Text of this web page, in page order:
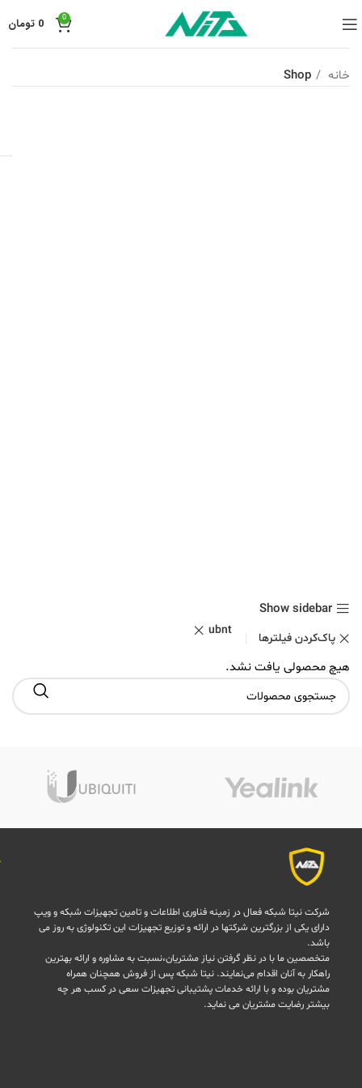
0
0 تومان
خانه Shop
Show sidebar
پاک‌کردن فیلترها
ubnt
هیچ محصولی یافت نشد.
شرکت نیتا شبکه فعال در زمینه فناوری اطلاعات و تامین تجهیزات شبکه و ویپ
دارای یکی از بزرگترین شرکتها در ارائه و توزیع تجهیزات این تکنولوژی به روز می
باشد.
متخصصین ما با در نظر گرفتن نیاز مشتریان،نسبت به مشاوره و ارائه بهترین
راهکار به آنان اقدام می‌نمایند. نیتا شبکه پس از فروش همچنان همراه
مشتریان بوده و با ارائه خدمات پشتیبانی تجهیزات سعی در کسب هر چه
بیشتر رضایت مشتریان می نماید.